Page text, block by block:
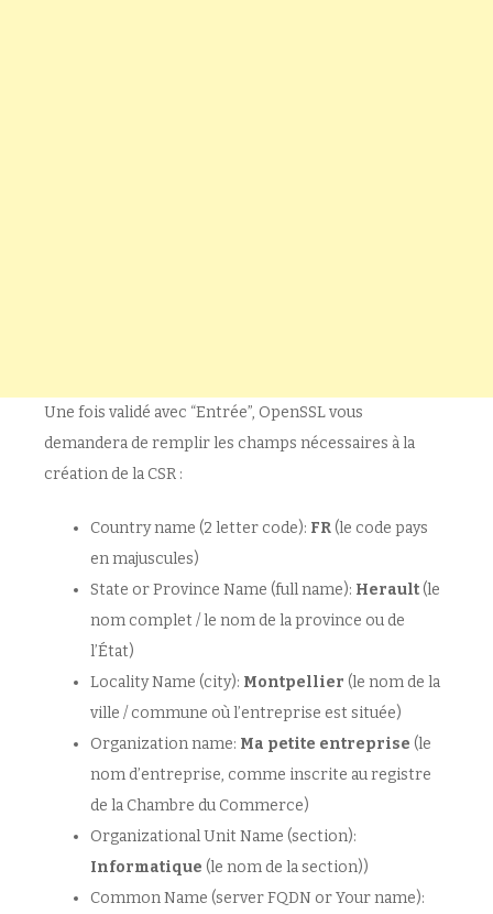
Une fois validé avec “Entrée”, OpenSSL vous
demandera de remplir les champs nécessaires à la
création de la CSR :
Country name (2 letter code): FR (le code pays
en majuscules)
State or Province Name (full name): Herault (le
nom complet / le nom de la province ou de
l’État)
Locality Name (city): Montpellier (le nom de la
ville / commune où l’entreprise est située)
Organization name: Ma petite entreprise (le
nom d’entreprise, comme inscrite au registre
de la Chambre du Commerce)
Organizational Unit Name (section):
Informatique (le nom de la section))
Common Name (server FQDN or Your name):